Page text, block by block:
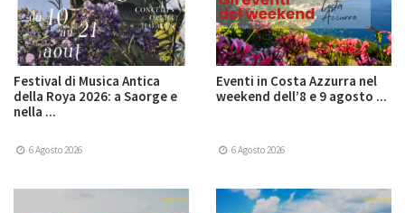
Festival di Musica Antica
della Roya 2026: a Saorge e
nella ...
6 Agosto 2026
Eventi in Costa Azzurra nel
weekend dell’8 e 9 agosto ...
6 Agosto 2026